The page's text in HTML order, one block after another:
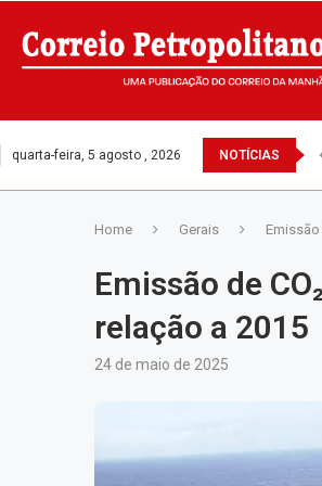
quarta-feira, 5 agosto , 2026 NOTÍCIAS
Home Gerais
Emissão de
relação a 2015
24 de maio de 2025